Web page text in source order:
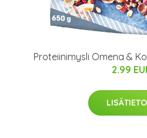
Proteiinimysli Omena &
2.99